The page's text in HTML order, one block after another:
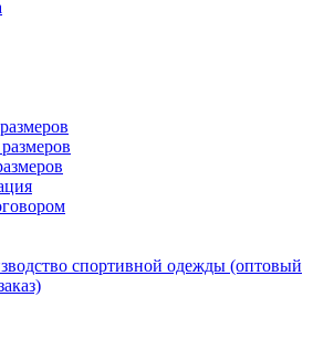
спортивной одежды (оптовый